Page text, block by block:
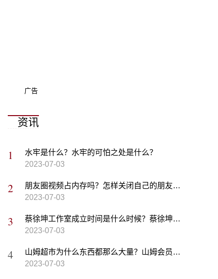
广告
资讯
水牢是什么？水牢的可怕之处是什么？
2023-07-03
朋友圈视频占内存吗？怎样关闭自己的朋友圈？
2023-07-03
蔡徐坤工作室成立时间是什么时候？蔡徐坤现在的公司叫什么？
2023-07-03
山姆超市为什么东西都那么大量？山姆会员店塑料袋多少钱？
2023-07-03